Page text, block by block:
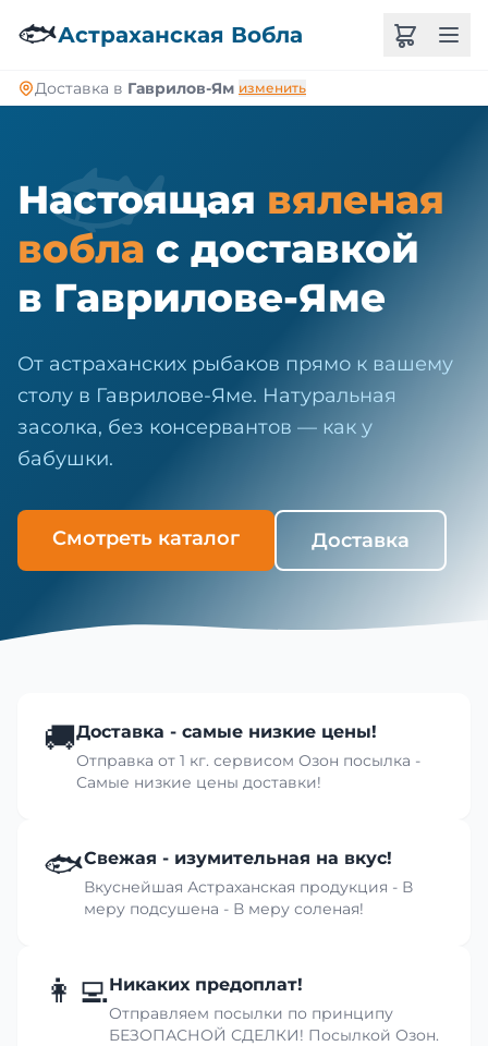
🐟Астраханская Вобла
Доставка в Гаврилов-Ям изменить
🐟
Настоящая вяленая
вобла с доставкой
в Гаврилове-Яме
От астраханских рыбаков прямо к вашему
столу в Гаврилове-Яме. Натуральная
засолка, без консервантов — как у
бабушки.
Смотреть каталог Доставка
🚚Доставка - самые низкие цены!
Отправка от 1 кг. сервисом Озон посылка -
Самые низкие цены доставки!
🐟Свежая - изумительная на вкус!
Вкуснейшая Астраханская продукция - В
меру подсушена - В меру соленая!
👩‍💻Никаких предоплат!
Отправляем посылки по принципу
БЕЗОПАСНОЙ СДЕЛКИ! Посылкой Озон.